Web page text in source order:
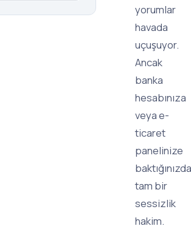
yorumlar
havada
uçuşuyor.
Ancak
banka
hesabınıza
veya e-
ticaret
panelinize
baktığınızda
tam bir
sessizlik
hakim.